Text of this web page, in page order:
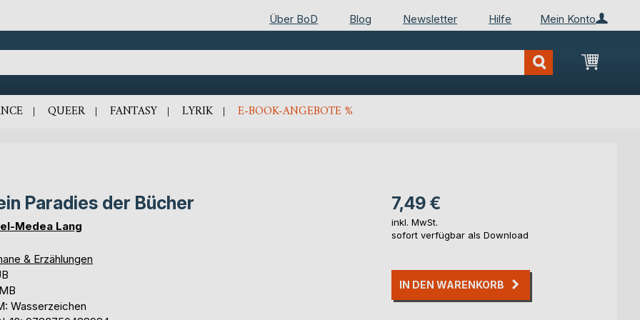
Mein Konto
Über BoD Blog Newsletter Hilfe
Mein
QUEER FANTASY LYRIK E-BOOK-ANGEBOTE %
Paradies der Bücher
Medea Lang
& Erzählungen
Wasserzeichen
7,49 €
inkl. MwSt.
sofort verfügbar als Download
IN DEN WARENKORB